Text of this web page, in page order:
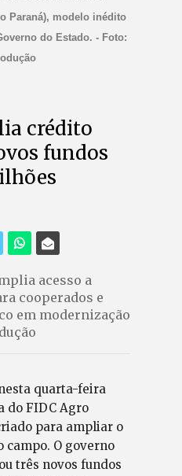
Paraná), modelo inédito
do Estado. - Foto:
crédito
fundos
acesso a
cooperados e
em modernização
quarta-feira
do FIDC Agro
para ampliar o
campo. O governo
três novos fundos